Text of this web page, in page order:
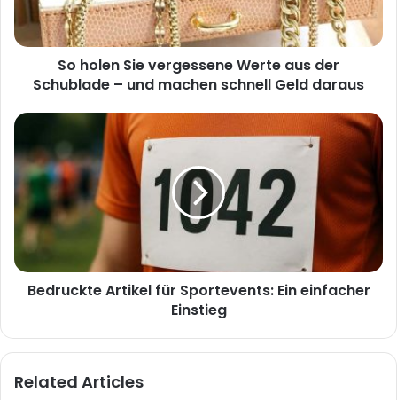
So holen Sie vergessene Werte aus der
Schublade – und machen schnell Geld daraus
Bedruckte Artikel für Sportevents: Ein einfacher
Einstieg
Related Articles